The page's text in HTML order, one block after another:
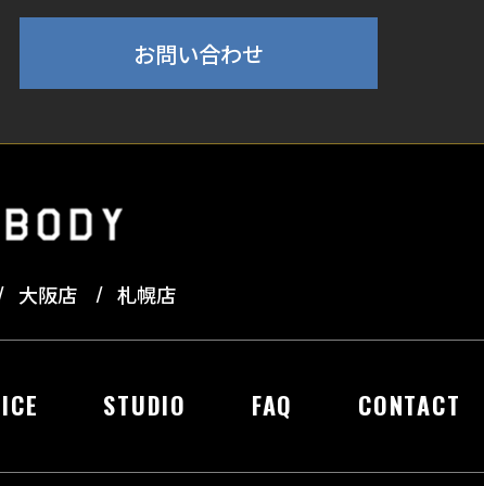
お問い合わせ
大阪店 札幌店
STUDIO FAQ CONTACT